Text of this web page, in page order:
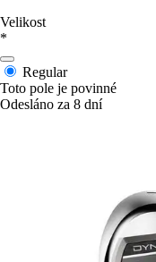
Velikost
*
Regular
Toto pole je povinné
Odesláno za 8 dní